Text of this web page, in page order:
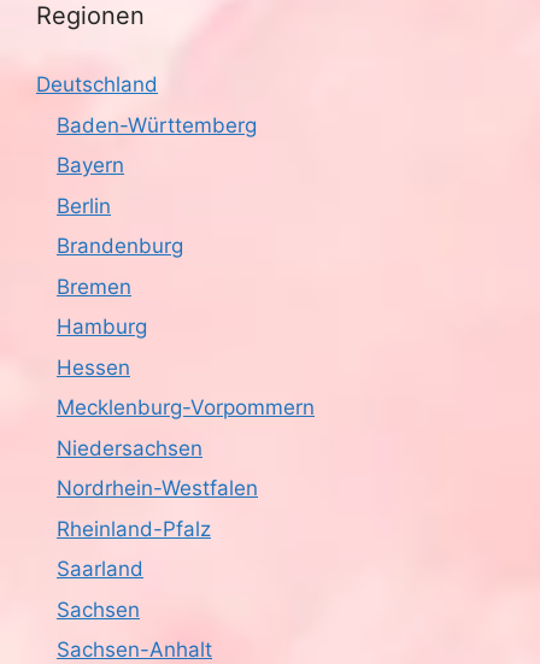
Regionen
Deutschland
Baden-Württemberg
Bayern
Berlin
Brandenburg
Bremen
Hamburg
Hessen
Mecklenburg-Vorpommern
Niedersachsen
Nordrhein-Westfalen
Rheinland-Pfalz
Saarland
Sachsen
Sachsen-Anhalt